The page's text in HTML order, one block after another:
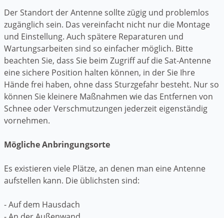
Der Standort der Antenne sollte zügig und problemlos
zugänglich sein. Das vereinfacht nicht nur die Montage
und Einstellung. Auch spätere Reparaturen und
Wartungsarbeiten sind so einfacher möglich. Bitte
beachten Sie, dass Sie beim Zugriff auf die Sat-Antenne
eine sichere Position halten können, in der Sie Ihre
Hände frei haben, ohne dass Sturzgefahr besteht. Nur so
können Sie kleinere Maßnahmen wie das Entfernen von
Schnee oder Verschmutzungen jederzeit eigenständig
vornehmen.
Mögliche Anbringungsorte
Es existieren viele Plätze, an denen man eine Antenne
aufstellen kann. Die üblichsten sind:
- Auf dem Hausdach